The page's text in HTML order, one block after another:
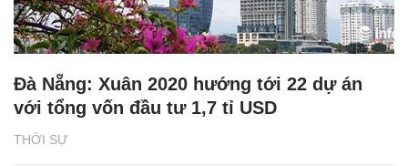
THỜI SỰ
Đà Nẵng: Xuân 2020 hướng tới 22 dự án
với tổng vốn đầu tư 1,7 tỉ USD